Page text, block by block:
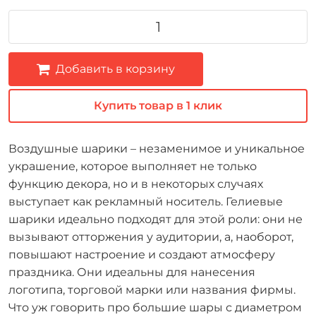
Добавить в корзину
Купить товар в 1 клик
Воздушные шарики – незаменимое и уникальное
украшение, которое выполняет не только
функцию декора, но и в некоторых случаях
выступает как рекламный носитель. Гелиевые
шарики идеально подходят для этой роли: они не
вызывают отторжения у аудитории, а, наоборот,
повышают настроение и создают атмосферу
праздника. Они идеальны для нанесения
логотипа, торговой марки или названия фирмы.
Что уж говорить про большие шары с диаметром